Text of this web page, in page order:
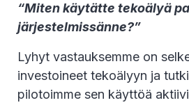
“Miten käytätte tekoälyä
järjestelmissänne?”
Lyhyt vastauksemme on
investoineet tekoälyyn ja
pilotoimme sen käyttöä